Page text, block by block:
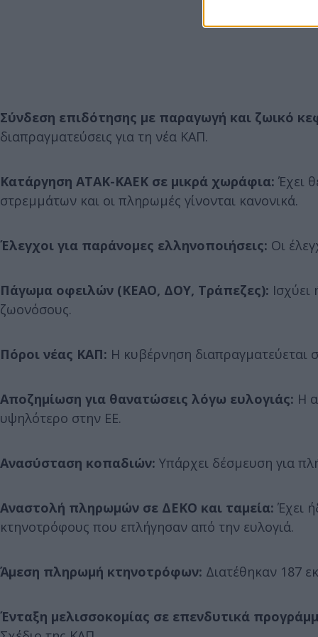
Σύνδεση επιδότησης με παραγωγή και ζωικό
διαπραγματεύσεις για τη νέα ΚΑΠ.
Κατάργηση ΑΤΑΚ-ΚΑΕΚ σε μικρά χωράφια: Έχει
στρεμμάτων και οι πληρωμές γίνονται κανονικά.
Έλεγχοι για παράνομες ελληνοποιήσεις: Οι
Πάγωμα οφειλών (ΚΕΑΟ, ΔΟΥ, Τράπεζες):
ζωονόσους.
Πόροι νέας ΚΑΠ: Η κυβέρνηση διαπραγματεύεται
Αποζημίωση για θανατώσεις λόγω ευλογιάς: Η
υψηλότερο στην ΕΕ.
Ανασύσταση κοπαδιών: Υπάρχει δέσμευση για
Αναστολή πληρωμών σε ΔΕΚΟ και ταμεία: Έχει
κτηνοτρόφους που επλήγησαν από την ευλογιά.
Άμεση πληρωμή κτηνοτρόφων: Διατέθηκαν 187
Ένταξη μελισσοκομίας σε επενδυτικά